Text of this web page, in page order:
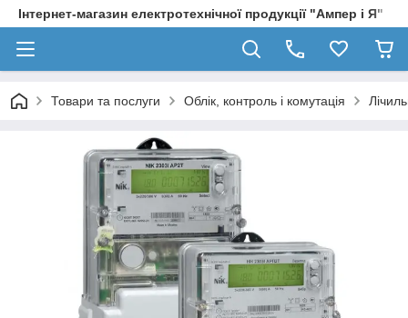
Інтернет-магазин електротехнічної продукції "Ампер і Я"
Товари та послуги Облік, контроль і комутація